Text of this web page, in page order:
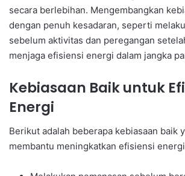
secara berlebihan. Mengembangkan
dengan penuh kesadaran, seperti
sebelum aktivitas dan peregangan
menjaga efisiensi energi dalam jangka
Kebiasaan Baik untuk
Energi
Berikut adalah beberapa kebiasaan baik
membantu meningkatkan efisiensi